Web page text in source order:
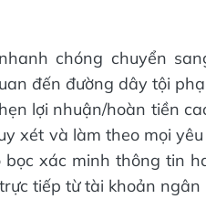
chóng chuyển
đến đường dây tội
lợi nhuận/hoàn tiền
xét và làm theo mọi
bọc xác minh thông tin
tiếp từ tài khoản